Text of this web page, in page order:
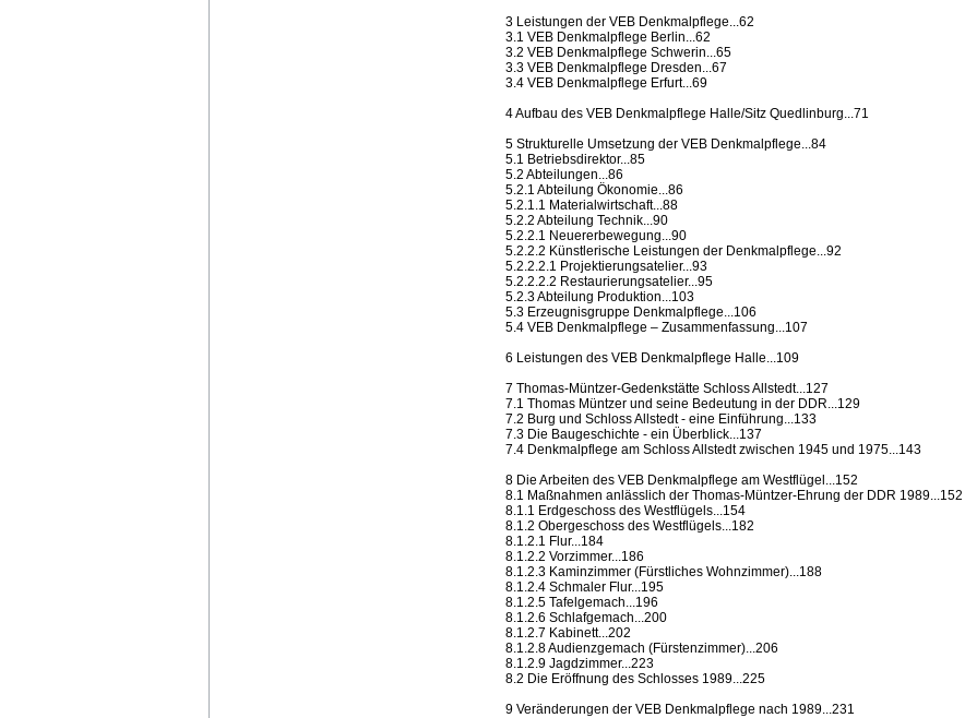
3 Leistungen der VEB Denkmalpflege...62
3.1 VEB Denkmalpflege Berlin...62
3.2 VEB Denkmalpflege Schwerin...65
3.3 VEB Denkmalpflege Dresden...67
3.4 VEB Denkmalpflege Erfurt...69
4 Aufbau des VEB Denkmalpflege Halle/Sitz Quedlinburg...71
5 Strukturelle Umsetzung der VEB Denkmalpflege...84
5.1 Betriebsdirektor...85
5.2 Abteilungen...86
5.2.1 Abteilung Ökonomie...86
5.2.1.1 Materialwirtschaft...88
5.2.2 Abteilung Technik...90
5.2.2.1 Neuererbewegung...90
5.2.2.2 Künstlerische Leistungen der Denkmalpflege...92
5.2.2.2.1 Projektierungsatelier...93
5.2.2.2.2 Restaurierungsatelier...95
5.2.3 Abteilung Produktion...103
5.3 Erzeugnisgruppe Denkmalpflege...106
5.4 VEB Denkmalpflege – Zusammenfassung...107
6 Leistungen des VEB Denkmalpflege Halle...109
7 Thomas-Müntzer-Gedenkstätte Schloss Allstedt...127
7.1 Thomas Müntzer und seine Bedeutung in der DDR...129
7.2 Burg und Schloss Allstedt - eine Einführung...133
7.3 Die Baugeschichte - ein Überblick...137
7.4 Denkmalpflege am Schloss Allstedt zwischen 1945 und 1975...143
8 Die Arbeiten des VEB Denkmalpflege am Westflügel...152
8.1 Maßnahmen anlässlich der Thomas-Müntzer-Ehrung der DDR 1989...152
8.1.1 Erdgeschoss des Westflügels...154
8.1.2 Obergeschoss des Westflügels...182
8.1.2.1 Flur...184
8.1.2.2 Vorzimmer...186
8.1.2.3 Kaminzimmer (Fürstliches Wohnzimmer)...188
8.1.2.4 Schmaler Flur...195
8.1.2.5 Tafelgemach...196
8.1.2.6 Schlafgemach...200
8.1.2.7 Kabinett...202
8.1.2.8 Audienzgemach (Fürstenzimmer)...206
8.1.2.9 Jagdzimmer...223
8.2 Die Eröffnung des Schlosses 1989...225
9 Veränderungen der VEB Denkmalpflege nach 1989...231